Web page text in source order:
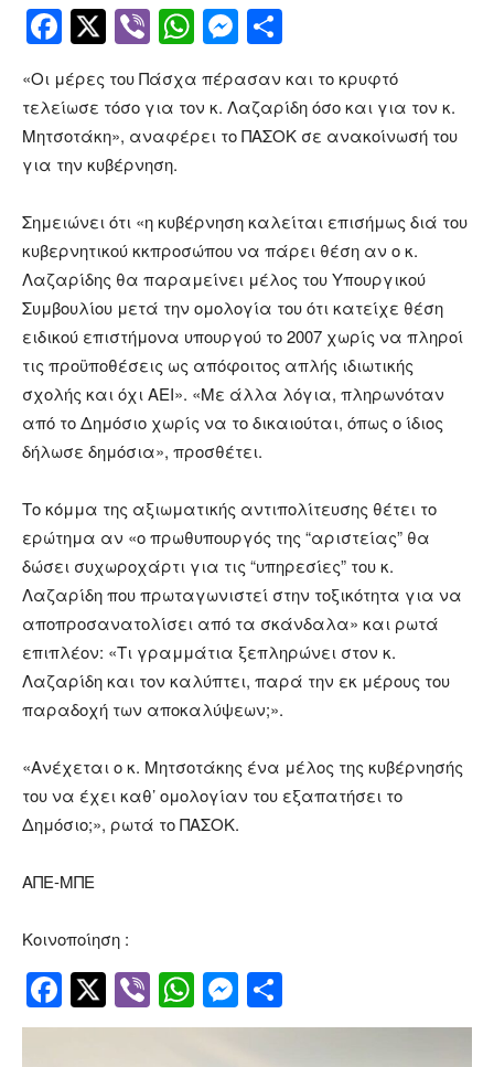
Facebook
Twitter
ViberWhatsApp
Messenger
«Οι μέρες του Πάσχα πέρασαν και το κρυφτό
τελείωσε τόσο για τον κ. Λαζαρίδη όσο και για τον κ.
Μητσοτάκη», αναφέρει το ΠΑΣΟΚ σε ανακοίνωσή του
για την κυβέρνηση.
Σημειώνει ότι «η κυβέρνηση καλείται επισήμως διά του
κυβερνητικού κκπροσώπου να πάρει θέση αν ο κ.
Λαζαρίδης θα παραμείνει μέλος του Υπουργικού
Συμβουλίου μετά την ομολογία του ότι κατείχε θέση
ειδικού επιστήμονα υπουργού το 2007 χωρίς να πληροί
τις προϋποθέσεις ως απόφοιτος απλής ιδιωτικής
σχολής και όχι ΑΕΙ». «Με άλλα λόγια, πληρωνόταν
από το Δημόσιο χωρίς να το δικαιούται, όπως ο ίδιος
δήλωσε δημόσια», προσθέτει.
Το κόμμα της αξιωματικής αντιπολίτευσης θέτει το
ερώτημα αν «ο πρωθυπουργός της “αριστείας” θα
δώσει συχωροχάρτι για τις “υπηρεσίες” του κ.
Λαζαρίδη που πρωταγωνιστεί στην τοξικότητα για να
αποπροσανατολίσει από τα σκάνδαλα» και ρωτά
επιπλέον: «Τι γραμμάτια ξεπληρώνει στον κ.
Λαζαρίδη και τον καλύπτει, παρά την εκ μέρους του
παραδοχή των αποκαλύψεων;».
«Ανέχεται ο κ. Μητσοτάκης ένα μέλος της κυβέρνησής
του να έχει καθ’ ομολογίαν του εξαπατήσει το
Δημόσιο;», ρωτά το ΠΑΣΟΚ.
ΑΠΕ-ΜΠΕ
Κοινοποίηση :
Facebook
Twitter
ViberWhatsApp
Messenger